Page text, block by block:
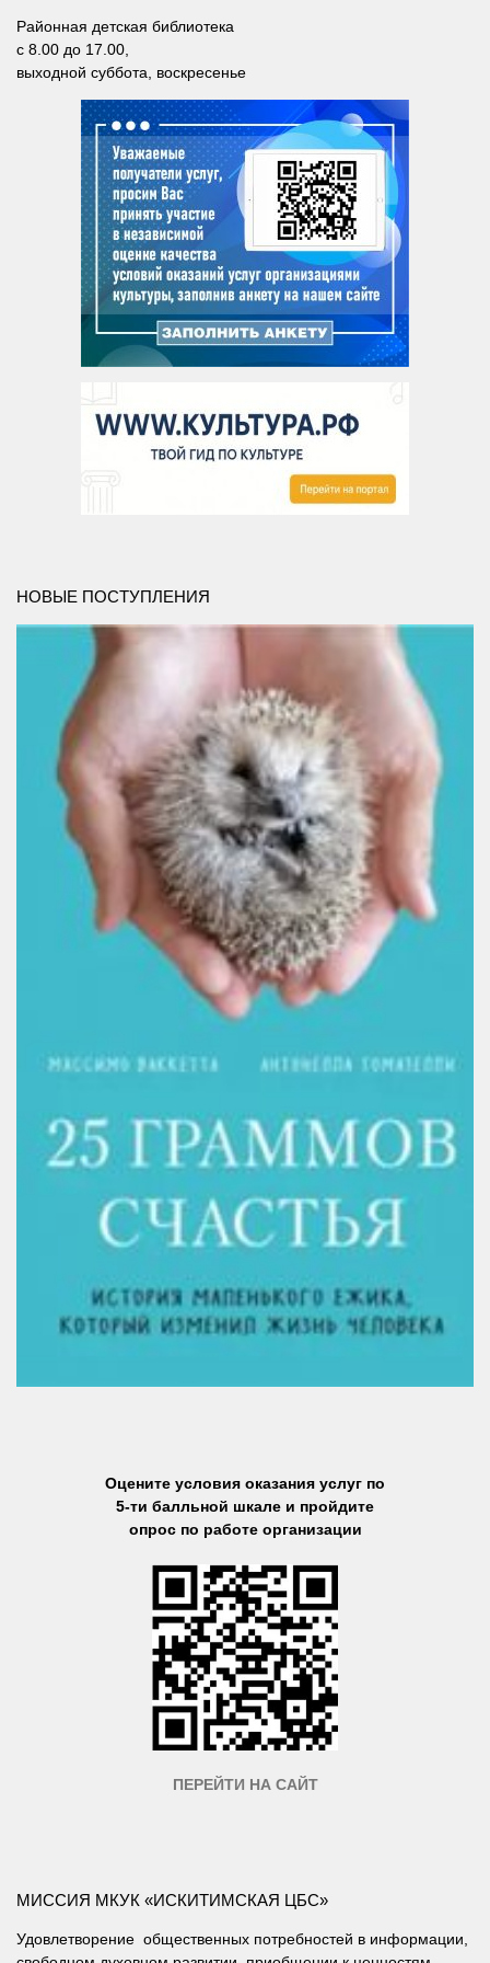
Легостаевская сельская библиотека №4
Линевская поселковая библиотека №30
Линевская детская библиотека №31
Листвянская сельская библиотека №39
М-С
Маякская сельская библиотека №40
Морозовская сельская библиотека №17
Мостовская сельская библиотека №18
Новолоктевская сельская библиотека №19
Новососедовская сельская библиотека №20
Преображенская сельская библиотека №32
Рощинская сельская библиотека №21
Сельская библиотека п. Советский №35
Сосновская сельская библиотека №22
Тулинская сельская библиотека №37
Улыбинская сельская библиотека №24
Ургунская сельская библиотека №25
Усть-Чемская сельская библиотека №26
Чернореченская сельская библиотека №41
Сельская библиотека д. Шадрино №42
Шибковская сельская библиотека №27
Межпоселенческая библиотека
Информационно-библиографический отдел
Методический отдел
Отдел информационных технологий и информационно-
Детская библиотека
Личный кабинет
Версия для слабовидящих
Районная детская библиотека
с 8.00 до 17.00,
выходной суббота, воскресенье
НОВЫЕ ПОСТУПЛЕНИЯ
Оцените условия оказания услуг по
5-ти балльной шкале и пройдите
опрос по работе организации
ПЕРЕЙТИ НА САЙТ
МИССИЯ МКУК «ИСКИТИМСКАЯ ЦБС»
Удовлетворение общественных потребностей в информации,